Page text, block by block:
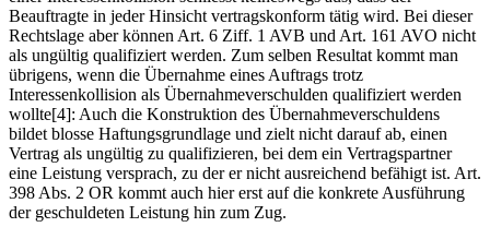
Beauftragte in jeder Hinsicht vertragskonform tätig wird. Bei dieser
Rechtslage aber können Art. 6 Ziff. 1 AVB und Art. 161 AVO nicht
als ungültig qualifiziert werden. Zum selben Resultat kommt man
übrigens, wenn die Übernahme eines Auftrags trotz
Interessenkollision als Übernahmeverschulden qualifiziert werden
wollte[4]: Auch die Konstruktion des Übernahmeverschuldens
bildet blosse Haftungsgrundlage und zielt nicht darauf ab, einen
Vertrag als ungültig zu qualifizieren, bei dem ein Vertragspartner
eine Leistung versprach, zu der er nicht ausreichend befähigt ist. Art.
398 Abs. 2 OR kommt auch hier erst auf die konkrete Ausführung
der geschuldeten Leistung hin zum Zug.